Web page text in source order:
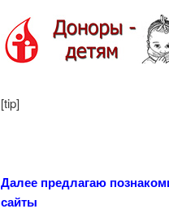
[tip]
Далее предлагаю
сайты